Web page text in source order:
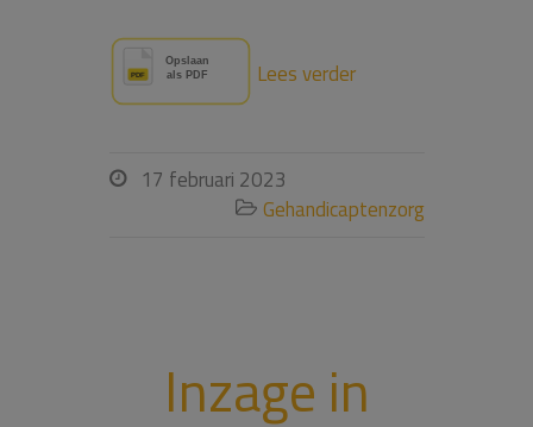
Lees verder
 17 februari 2023
 Gehandicaptenzorg
Inzage in